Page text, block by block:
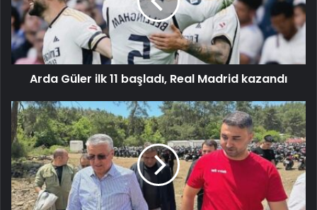
Arda Güler ilk 11 başladı, Real Madrid kazandı